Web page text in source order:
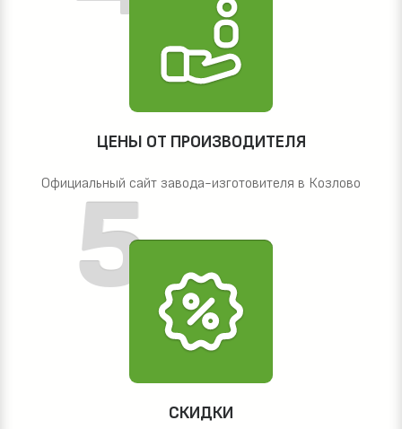
ЦЕНЫ ОТ ПРОИЗВОДИТЕЛЯ
Официальный сайт завода-изготовителя в Козлово
СКИДКИ